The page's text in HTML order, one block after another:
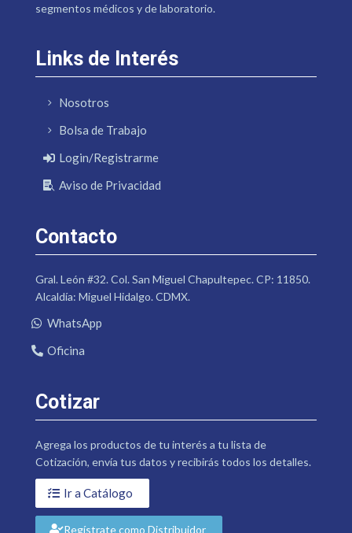
segmentos médicos y de laboratorio.
Links de Interés
Nosotros
Bolsa de Trabajo
Login/Registrarme
Aviso de Privacidad
Contacto
Gral. León #32. Col. San Miguel Chapultepec. CP: 11850.
Alcaldía: Miguel Hidalgo. CDMX.
WhatsApp
Oficina
Cotizar
Agrega los productos de tu interés a tu lista de
Cotización, envía tus datos y recibirás todos los detalles.
Ir a Catálogo
Regístrate como Distribuidor